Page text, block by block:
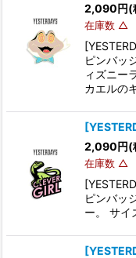
2,090円(
在庫数 △
ピンバッ
ィズニー
カエルの
2,090円(
在庫数 △
ピンバッ
ー。 サイ